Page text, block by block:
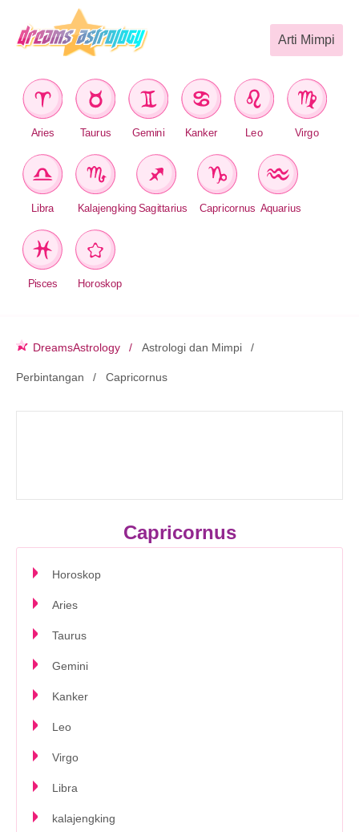
Arti Mimpi
Aries Taurus Gemini Kanker Leo Virgo
Libra Kalajengking Sagittarius Capricornus Aquarius
Pisces Horoskop
DreamsAstrology Astrologi dan Mimpi
Perbintangan Capricornus
Capricornus
Horoskop
Aries
Taurus
Gemini
Kanker
Leo
Virgo
Libra
kalajengking